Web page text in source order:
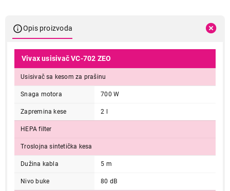
Opis proizvoda
Vivax usisivač VC-702 ZEO
Usisivač sa kesom za prašinu
Snaga motora 700 W
Zapremina kese 2 l
HEPA filter
Troslojna sintetička kesa
Dužina kabla 5 m
Nivo buke 80 dB